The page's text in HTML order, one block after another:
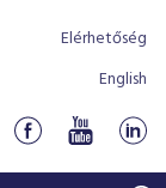
Elérhetőség
English